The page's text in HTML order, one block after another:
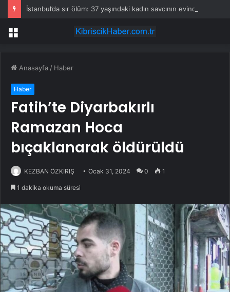
Menü
Anasayfa / Haber
Haber
Fatih’te Diyarbakırlı
Ramazan Hoca
bıçaklanarak öldürüldü
KEZBAN ÖZKIRIŞ Ocak 31, 2024 0 1
1 dakika okuma süresi